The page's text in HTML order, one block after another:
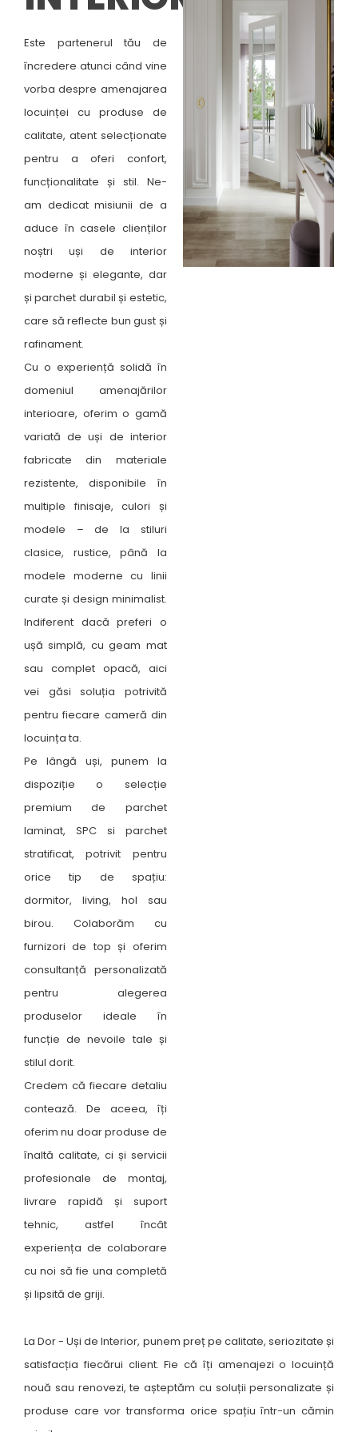
Este partenerul tău de
încredere atunci când vine
vorba despre amenajarea
locuinței cu produse de
calitate, atent selecționate
pentru a oferi confort,
funcționalitate și stil. Ne-
am dedicat misiunii de a
aduce în casele clienților
noștri uși de interior
moderne și elegante, dar
și parchet durabil și estetic,
care să reflecte bun gust și
rafinament.
Cu o experiență solidă în
domeniul amenajărilor
interioare, oferim o gamă
variată de uși de interior
fabricate din materiale
rezistente, disponibile în
multiple finisaje, culori și
modele – de la stiluri
clasice, rustice, până la
modele moderne cu linii
curate și design minimalist.
Indiferent dacă preferi o
ușă simplă, cu geam mat
sau complet opacă, aici
vei găsi soluția potrivită
pentru fiecare cameră din
locuința ta.
Pe lângă uși, punem la
dispoziție o selecție
premium de parchet
laminat, SPC si parchet
stratificat, potrivit pentru
orice tip de spațiu:
dormitor, living, hol sau
birou. Colaborăm cu
furnizori de top și oferim
consultanță personalizată
pentru alegerea
produselor ideale în
funcție de nevoile tale și
stilul dorit.
Credem că fiecare detaliu
contează. De aceea, îți
oferim nu doar produse de
înaltă calitate, ci și servicii
profesionale de montaj,
livrare rapidă și suport
tehnic, astfel încât
experiența de colaborare
cu noi să fie una completă
și lipsită de griji.
La Dor - Uși de Interior, punem preț pe calitate, seriozitate și
satisfacția fiecărui client. Fie că îți amenajezi o locuință
nouă sau renovezi, te așteptăm cu soluții personalizate și
produse care vor transforma orice spațiu într-un cămin